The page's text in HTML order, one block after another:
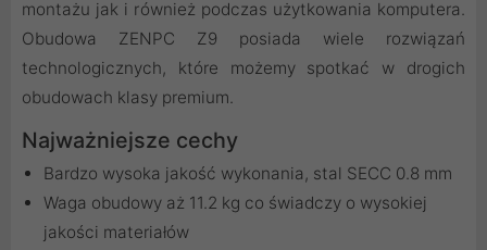
montażu jak i również podczas użytkowania komputera.
Obudowa ZENPC Z9 posiada wiele rozwiązań
technologicznych, które możemy spotkać w drogich
obudowach klasy premium.
Najważniejsze cechy
Bardzo wysoka jakość wykonania, stal SECC 0.8 mm
Waga obudowy aż 11.2 kg co świadczy o wysokiej
jakości materiałów